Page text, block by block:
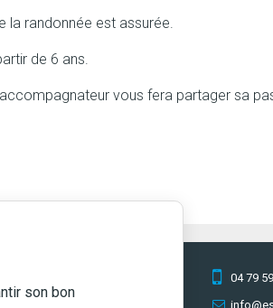
la randonnée est assurée.
de 6 ans.
vous fera partager sa
04 79
son bon